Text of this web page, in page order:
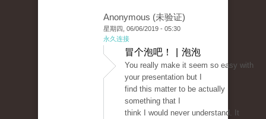
Anonymous (未验证)
星期四, 06/06/2019 - 05:30
永久连接
冒个泡吧！ | 泡泡
You really make it seem so easy with
your presentation but I
find this matter to be actually
something that I
think I would never understand. It